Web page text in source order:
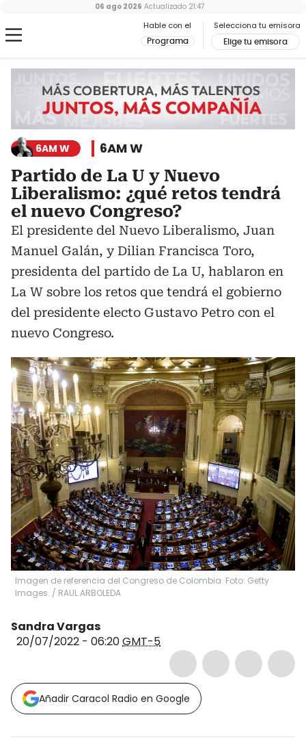
Hable con el
Programa
Selecciona tu emisora
Elige tu emisora
06 ago 2026 Actualizado 21:47
6AM W 6AM W
Partido de La U y Nuevo
Liberalismo: ¿qué retos tendrá
el nuevo Congreso?
El presidente del Nuevo Liberalismo, Juan
Manuel Galán, y Dilian Francisca Toro,
presidenta del partido de La U, hablaron en
La W sobre los retos que tendrá el gobierno
del presidente electo Gustavo Petro con el
nuevo Congreso.
Imagen de referencia del Congreso de Colombia. Foto: Getty
Images. / RAUL ARBOLEDA
Sandra Vargas
20/07/2022 - 06:20GMT-5
Añadir Caracol Radio en Google